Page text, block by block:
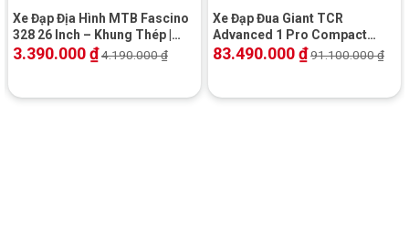
Xe Đạp Địa Hình MTB Fascino
328 26 Inch – Khung Thép |
Phanh Đĩa
3.390.000₫4.190.000₫
Xe Đạp Đua Giant TCR
Advanced 1 Pro Compact
2025
83.490.000₫91.100.000₫